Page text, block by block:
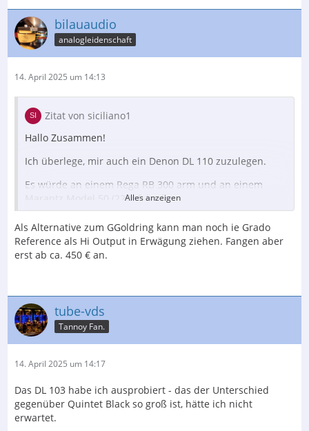
bilauaudio
analogleidenschaft
14. April 2025 um 14:13
Zitat von siciliano1
Hallo Zusammen!
Ich überlege, mir auch ein Denon DL 110 zuzulegen.
Es würde an einem Rega RB 300 arm und an einem
Marantz Model 50 (220pf) laufen.
Derzeit nutze ich ein Goldring E4 mit dem ich äußerst
zufrieden bin. Es hat bald 150 Stunden auf der Uhr und
wird bei 200 Stunden ausgetauscht.
1.) Kann man diesen Nadelschutz einfach komplett
abnehmen oder nur abbrechen?
beschreiben? Mir war ein Audio Technika VM95ML z.B.
Danke für Eure Hilfe.
Ciao siciliano1
Alles anzeigen
Als Alternative zum GGoldring kann man noch ie Grado
Reference als Hi Output in Erwägung ziehen. Fangen aber
erst ab ca. 450 € an.
tube-vds
Tannoy Fan.
14. April 2025 um 14:17
Das DL 103 habe ich ausprobiert - das der Unterschied
gegenüber Quintet Black so groß ist, hätte ich nicht
erwartet.